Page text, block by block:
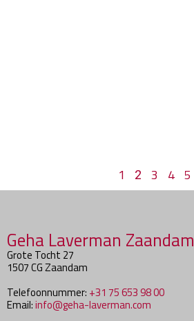
1 2 3 4 5
Geha Laverman Zaandam
Grote Tocht 27
1507 CG Zaandam
Telefoonnummer: +31 75 653 98 00
Email:info@geha-laverman.com